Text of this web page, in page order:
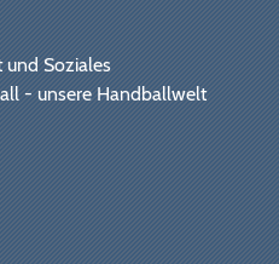
und Soziales
- unsere Handballwelt